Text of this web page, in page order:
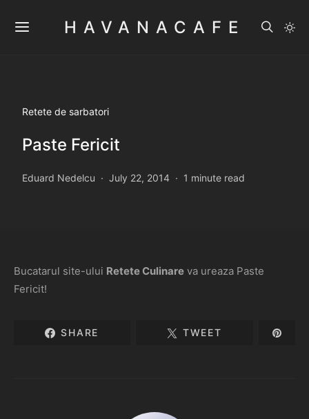
HAVANACAFE
Retete de sarbatori
Paste Fericit
Eduard Nedelcu July 22, 2014 1 minute read
Bucatarul site-ului Retete Culinare va ureaza Paste
Fericit!
SHARE TWEET